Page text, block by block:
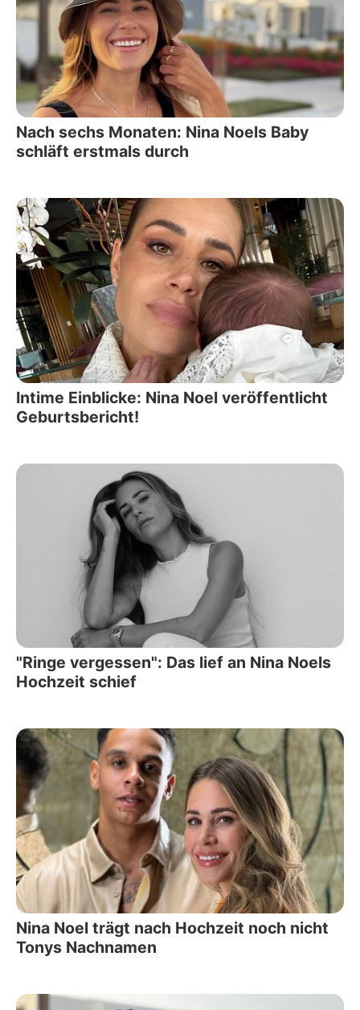
Nach sechs Monaten: Nina Noels Baby
schläft erstmals durch
Intime Einblicke: Nina Noel veröffentlicht
Geburtsbericht!
"Ringe vergessen": Das lief an Nina Noels
Hochzeit schief
Nina Noel trägt nach Hochzeit noch nicht
Tonys Nachnamen